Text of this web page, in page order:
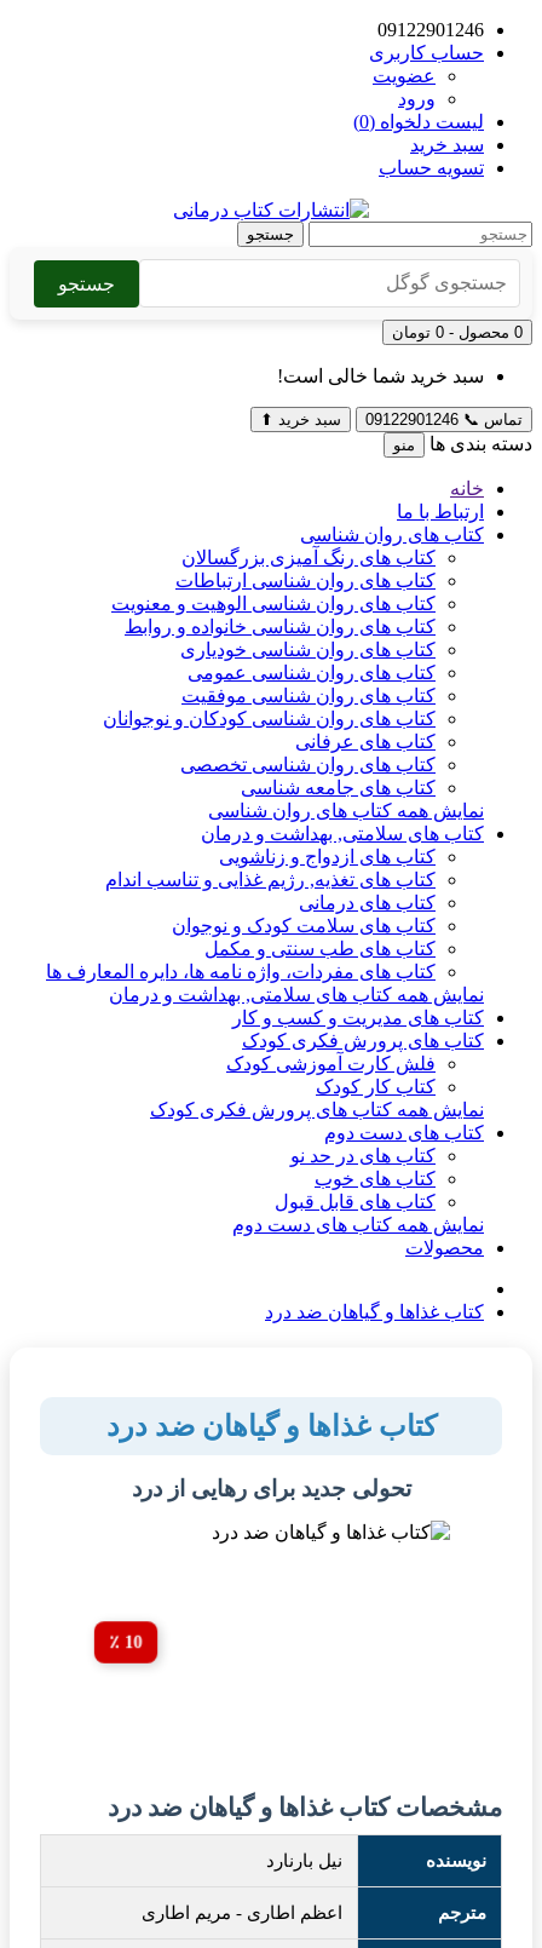
09122901246
حساب کاربری
عضویت
ورود
لیست دلخواه (0)
سبد خرید
تسویه حساب
جستجو
جستجو
0 محصول - 0 تومان
سبد خرید شما خالی است!
تماس 📞
09122901246 سبد خرید ⬆
دسته بندی ها منو
خانه
ارتباط با ما
کتاب های روان شناسی
کتاب های رنگ آمیزی بزرگسالان
کتاب های روان شناسی ارتباطات
کتاب های روان شناسی الوهیت و معنویت
کتاب های روان شناسی خانواده و روابط
کتاب های روان شناسی خودیاری
کتاب های روان شناسی عمومی
کتاب های روان شناسی موفقیت
کتاب های روان شناسی کودکان و نوجوانان
کتاب های عرفانی
کتاب های روان شناسی تخصصی
کتاب های جامعه شناسی
نمایش همه کتاب های روان شناسی
کتاب های سلامتی, بهداشت و درمان
کتاب های ازدواج و زناشویی
کتاب های تغذیه, رژیم غذایی و تناسب اندام
کتاب های درمانی
کتاب های سلامت کودک و نوجوان
کتاب های طب سنتی و مکمل
کتاب های مفردات، واژه نامه ها، دایره المعارف ها
نمایش همه کتاب های سلامتی, بهداشت و درمان
کتاب های مدیریت و کسب و کار
کتاب های پرورش فکری کودک
فلش کارت آموزشی کودک
کتاب کار کودک
نمایش همه کتاب های پرورش فکری کودک
کتاب های دست دوم
کتاب های در حد نو
کتاب های خوب
کتاب های قابل قبول
نمایش همه کتاب های دست دوم
محصولات
کتاب غذاها و گیاهان ضد درد
کتاب غذاها و گیاهان ضد درد
تحولی جدید برای رهایی از درد
10 ٪
مشخصات کتاب غذاها و گیاهان ضد درد
نویسنده نیل بارنارد
مترجم اعظم اطاری - مریم اطاری